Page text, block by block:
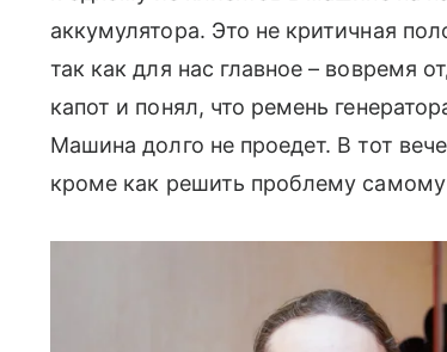
аккумулятора. Это не критичная
так как для нас главное – вовремя
капот и понял, что ремень
Машина долго не проедет. В тот
кроме как решить проблему самому